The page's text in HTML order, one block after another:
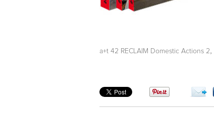
a+t 42 RECLAIM Domestic Actions 2,